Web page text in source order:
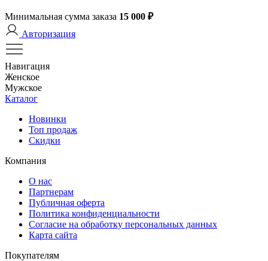
Минимальная сумма заказа 15 000 ₽
Авторизация
Навигация
Женское
Мужское
Каталог
Новинки
Топ продаж
Скидки
Компания
О нас
Партнерам
Публичная оферта
Политика конфиденциальности
Согласие на обработку персональных данных
Карта сайта
Покупателям